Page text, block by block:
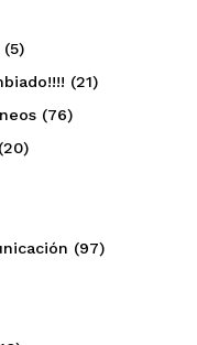
(21)
(76)
(20)
(97)